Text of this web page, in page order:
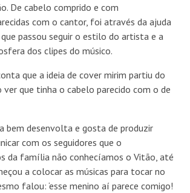
De cabelo comprido e com
com o cantor, foi através da ajuda
passou seguir o estilo do artista e a
dos clipes do músico.
que a ideia de cover mirim partiu do
ver que tinha o cabelo parecido com o de
bem desenvolta e gosta de produzir
com os seguidores que o
da família não conhecíamos o Vitão, até
a colocar as músicas para tocar no
falou: ‘esse menino aí parece comigo!